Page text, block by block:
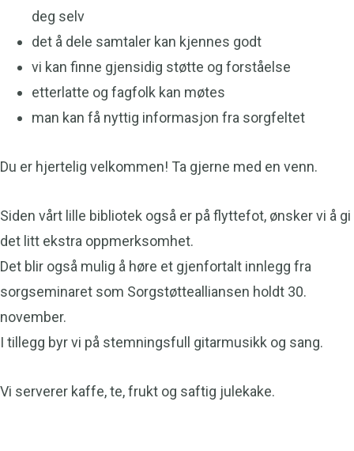
deg selv
det å dele samtaler kan kjennes godt
vi kan finne gjensidig støtte og forståelse
etterlatte og fagfolk kan møtes
man kan få nyttig informasjon fra sorgfeltet
Du er hjertelig velkommen! Ta gjerne med en venn.
Siden vårt lille bibliotek også er på flyttefot, ønsker vi å gi
det litt ekstra oppmerksomhet.
Det blir også mulig å høre et gjenfortalt innlegg fra
sorgseminaret som Sorgstøttealliansen holdt 30.
november.
I tillegg byr vi på stemningsfull gitarmusikk og sang.
Vi serverer kaffe, te, frukt og saftig julekake.